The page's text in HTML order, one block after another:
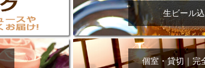
辺 旭橋駅周辺 沖縄料理 スイー
ぶどう 民謡・生演奏 気軽に一杯
ミアムモルツ 貝づくし 燻製料理
美栄橋駅周辺
おもろまち駅周辺 オープンテラス マトン・
生ビール
個室・貸切｜完